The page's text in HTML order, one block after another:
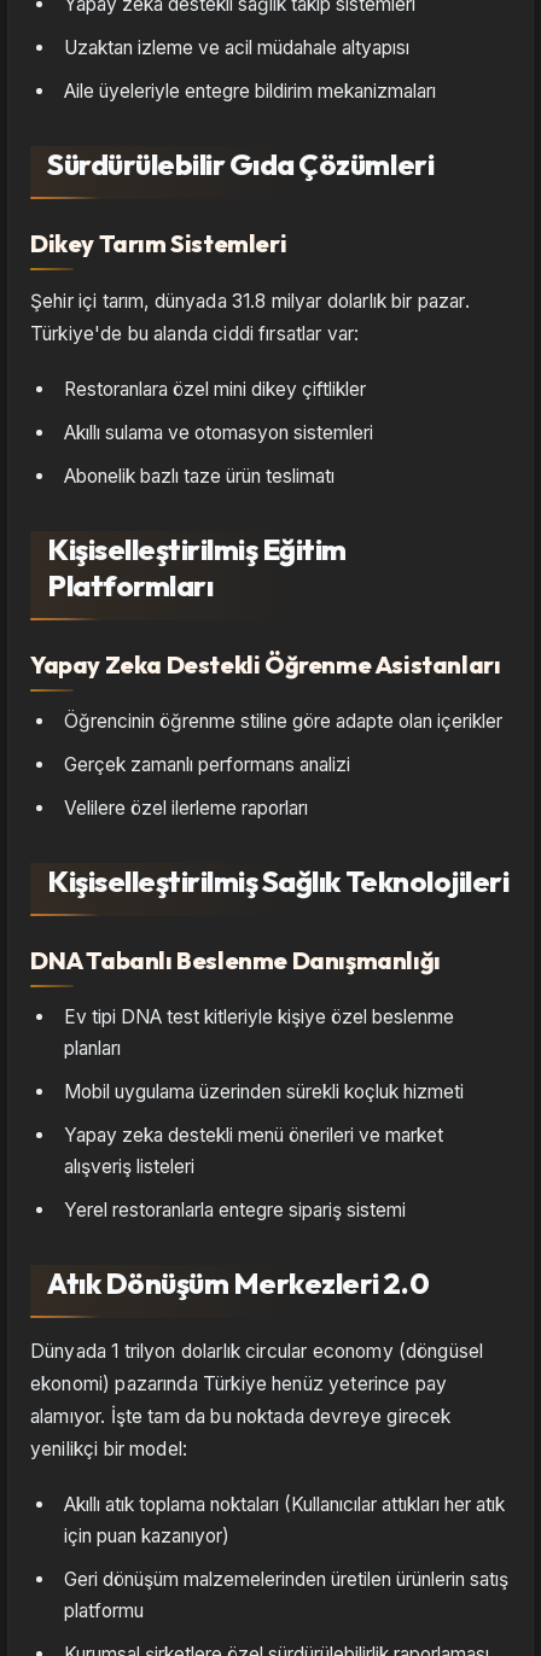
Yapay zeka destekli sağlık takip sistemleri
Uzaktan izleme ve acil müdahale altyapısı
Aile üyeleriyle entegre bildirim mekanizmaları
Sürdürülebilir Gıda Çözümleri
Dikey Tarım Sistemleri
Şehir içi tarım, dünyada 31.8 milyar dolarlık bir pazar.
Türkiye'de bu alanda ciddi fırsatlar var:
Restoranlara özel mini dikey çiftlikler
Akıllı sulama ve otomasyon sistemleri
Abonelik bazlı taze ürün teslimatı
Kişiselleştirilmiş Eğitim
Platformları
Yapay Zeka Destekli Öğrenme Asistanları
Öğrencinin öğrenme stiline göre adapte olan içerikler
Gerçek zamanlı performans analizi
Velilere özel ilerleme raporları
Kişiselleştirilmiş Sağlık Teknolojileri
DNA Tabanlı Beslenme Danışmanlığı
Ev tipi DNA test kitleriyle kişiye özel beslenme
planları
Mobil uygulama üzerinden sürekli koçluk hizmeti
Yapay zeka destekli menü önerileri ve market
alışveriş listeleri
Yerel restoranlarla entegre sipariş sistemi
Atık Dönüşüm Merkezleri 2.0
Dünyada 1 trilyon dolarlık circular economy (döngüsel
ekonomi) pazarında Türkiye henüz yeterince pay
alamıyor. İşte tam da bu noktada devreye girecek
yenilikçi bir model:
Akıllı atık toplama noktaları (Kullanıcılar attıkları her atık
için puan kazanıyor)
Geri dönüşüm malzemelerinden üretilen ürünlerin satış
platformu